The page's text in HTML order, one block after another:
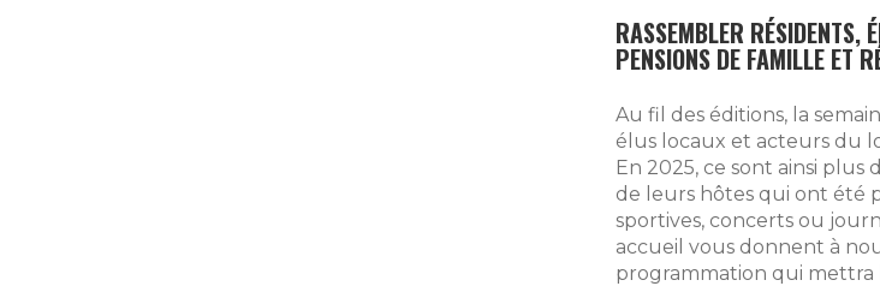
RASSEMBLER RÉSIDENTS,
PENSIONS DE FAMILLE ET
Au fil des éditions, la
élus locaux et acteurs du
En 2025, ce sont ainsi plus
de leurs hôtes qui ont été
sportives, concerts ou
accueil vous donnent à
programmation qui mettra